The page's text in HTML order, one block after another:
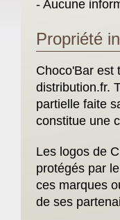
- Aucune
Propriété
Choco'Bar est
distribution.fr.
partielle faite
constitue une
Les logos de
protégés par
ces marques
de ses